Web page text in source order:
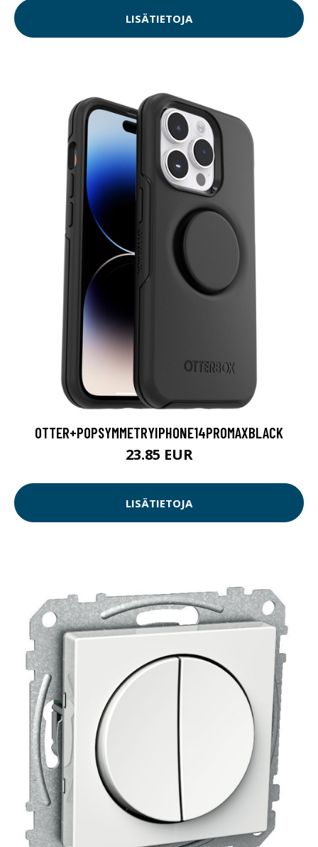
LISÄTIETOJA
OTTER+POPSYMMETRYIPHONE14PROMAXBLACK
23.85 EUR
LISÄTIETOJA